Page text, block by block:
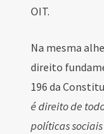
OIT.
Na mesma
direito
196 da
é direito de
políticas